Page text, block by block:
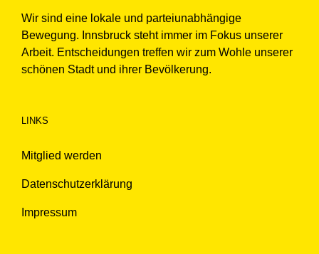
Wir sind eine lokale und parteiunabhängige
Bewegung. Innsbruck steht immer im Fokus unserer
Arbeit. Entscheidungen treffen wir zum Wohle unserer
schönen Stadt und ihrer Bevölkerung.
LINKS
Mitglied werden
Datenschutzerklärung
Impressum